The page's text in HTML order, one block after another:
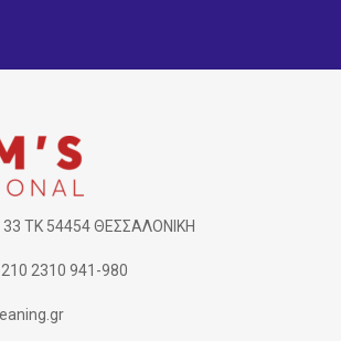
ΤΚ 54454 ΘΕΣΣΑΛΟΝΙΚΗ
2310 941-980